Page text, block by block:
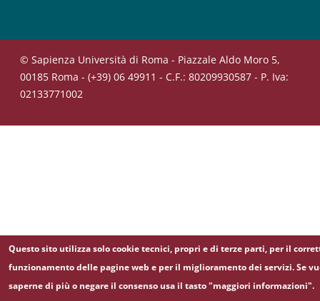
© Sapienza Università di Roma - Piazzale Aldo Moro 5,
00185 Roma - (+39) 06 49911 - C.F.: 80209930587 - P. Iva:
02133771002
Questo sito utilizza solo cookie tecnici, propri e di terze parti, per il
funzionamento delle pagine web e per il miglioramento dei servizi. Se
saperne di più o negare il consenso usa il tasto "maggiori informazioni".